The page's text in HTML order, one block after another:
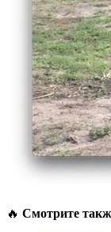
🔥 Смотрите